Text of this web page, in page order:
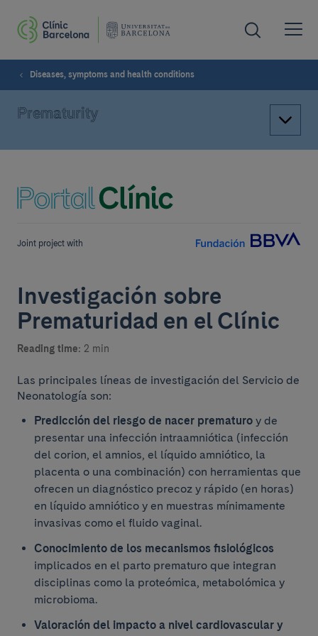
Diseases, symptoms and health conditions
Prematurity
Joint project with
Investigación sobre
Prematuridad en el Clínic
Reading time: 2 min
Las principales líneas de investigación del Servicio de
Neonatología son:
Predicción del riesgo de nacer prematuro y de
presentar una infección intraamniótica (infección
del corion, el amnios, el líquido amniótico, la
placenta o una combinación) con herramientas que
ofrecen un diagnóstico precoz y rápido (en horas)
en líquido amniótico y en muestras mínimamente
invasivas como el fluido vaginal.
Conocimiento de los mecanismos fisiológicos
implicados en el parto prematuro que integran
disciplinas como la proteómica, metabolómica y
microbioma.
Valoración del impacto a nivel cardiovascular y